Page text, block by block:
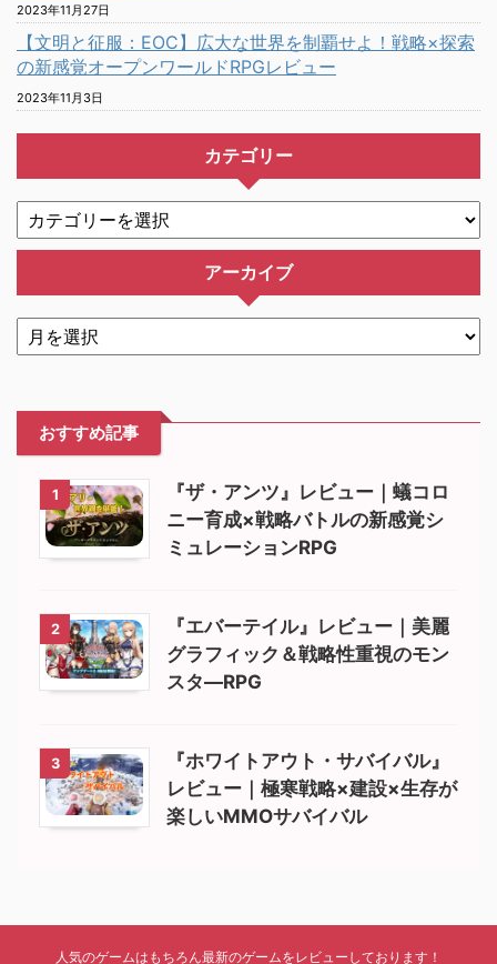
2023年11月27日
【文明と征服：EOC】広大な世界を制覇せよ！戦略×探索
の新感覚オープンワールドRPGレビュー
2023年11月3日
カテゴリー
アーカイブ
おすすめ記事
1
『ザ・アンツ』レビュー｜蟻コロ
ニー育成×戦略バトルの新感覚シ
ミュレーションRPG
2
『エバーテイル』レビュー｜美麗
グラフィック＆戦略性重視のモン
スタ―RPG
3
『ホワイトアウト・サバイバル』
レビュー｜極寒戦略×建設×生存が
楽しいMMOサバイバル
人気のゲームはもちろん最新のゲームをレビューしております！